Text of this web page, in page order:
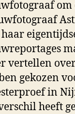
om
vertellen
gekozen
in
heeft